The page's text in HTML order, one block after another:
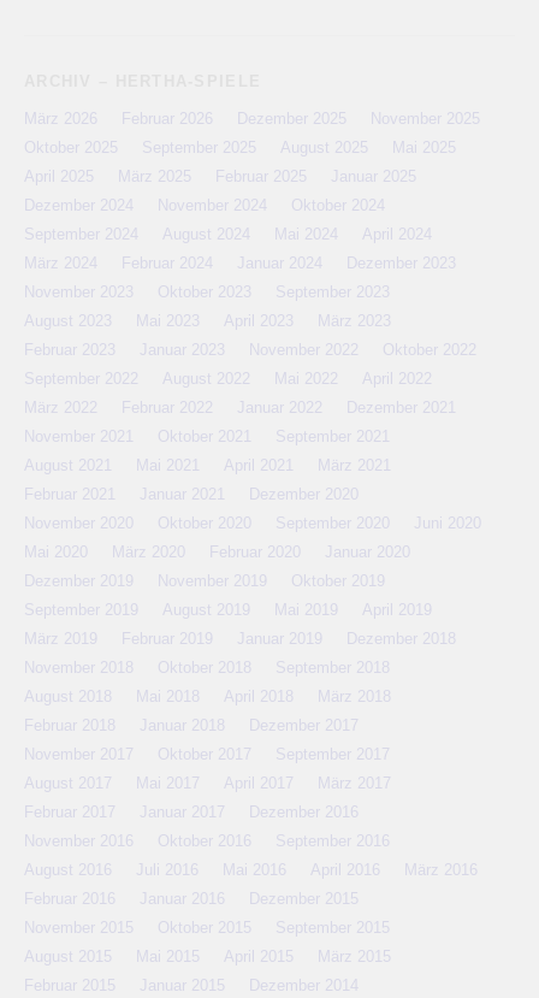
März 2026 Februar 2026 Dezember 2025
November 2025
Oktober 2025
September 2025 August 2025
Mai 2025
April 2025
März 2025 Februar 2025
Januar 2025
Dezember 2024
November 2024
Oktober 2024
September 2024
August 2024 Mai 2024
April 2024
März 2024
Februar 2024 Januar 2024
Dezember 2023
November 2023
Oktober 2023
September 2023
August 2023
Mai 2023 April 2023
März 2023
Februar 2023
Januar 2023 November 2022
Oktober 2022
September 2022
August 2022 Mai 2022
April 2022
März 2022
Februar 2022 Januar 2022
Dezember 2021
November 2021
Oktober 2021
September 2021
August 2021
Mai 2021 April 2021
März 2021
Februar 2021
Januar 2021
Dezember 2020
November 2020
Oktober 2020 September 2020
Juni 2020
Mai 2020
März 2020 Februar 2020
Januar 2020
Dezember 2019
November 2019
Oktober 2019
September 2019
August 2019 Mai 2019
April 2019
März 2019
Februar 2019 Januar 2019
Dezember 2018
November 2018
Oktober 2018
September 2018
August 2018
Mai 2018 April 2018
März 2018
Februar 2018
Januar 2018
Dezember 2017
November 2017
Oktober 2017
September 2017
August 2017
Mai 2017 April 2017
März 2017
Februar 2017
Januar 2017
Dezember 2016
November 2016
Oktober 2016
September 2016
August 2016
Juli 2016 Mai 2016 April 2016
März 2016
Februar 2016
Januar 2016
Dezember 2015
November 2015
Oktober 2015
September 2015
August 2015
Mai 2015 April 2015
März 2015
Februar 2015
Januar 2015
Dezember 2014